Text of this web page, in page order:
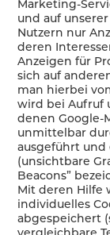
Marketing-
und auf
Nutzern nur
deren
Anzeigen für
sich auf
man hierbei
wird bei Aufruf
denen Google-
unmittelbar
ausgeführt und
(unsichtbare
Beacons”
Mit deren Hilfe
individuelles
abgespeichert